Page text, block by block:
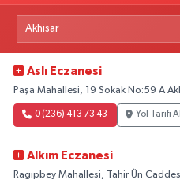
Aslı Eczanesi
Paşa Mahallesi, 19 Sokak No:59 A
0 (236) 413 73 43 Yol Tarifi Al
Alkım Eczanesi
Ragıpbey Mahallesi, Tahir Ün